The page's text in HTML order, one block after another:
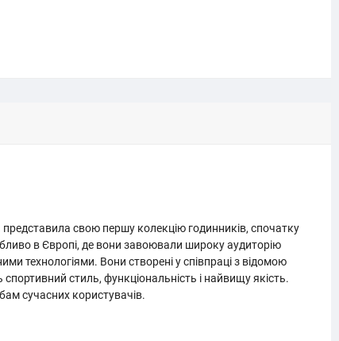
свою першу колекцію годинників, спочатку
в Європі, де вони завоювали широку аудиторію
технологіями. Вони створені у співпраці з відомою
стиль, функціональність і найвищу якість.
сучасних користувачів.